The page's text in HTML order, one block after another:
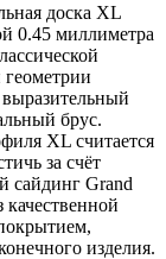
доска XL
0.45 миллиметра
геометрии
брус.
XL считается
за счёт
сайдинг Grand
изделия.